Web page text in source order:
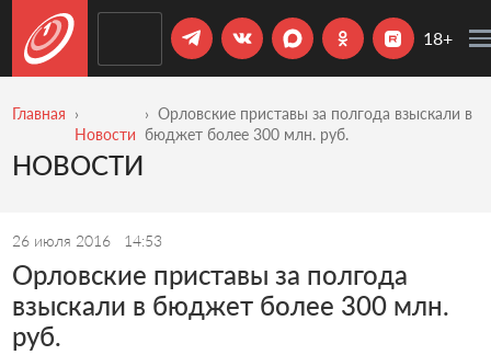
18+
Главная
Новости
Орловские приставы за полгода взыскали в
бюджет более 300 млн. руб.
НОВОСТИ
26 июля 2016 14:53
Орловские приставы за полгода
взыскали в бюджет более 300 млн.
руб.